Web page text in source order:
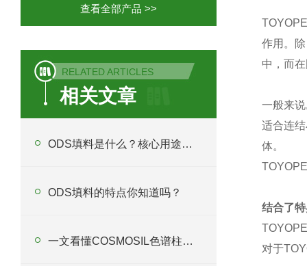
查看全部产品 >>
RELATED ARTICLES
相关文章
ODS填料是什么？核心用途详解
ODS填料的特点你知道吗？
一文看懂COSMOSIL色谱柱使用方法及注意事项
作用。
中，而
一般来说
适合连
体。
结合了
对于